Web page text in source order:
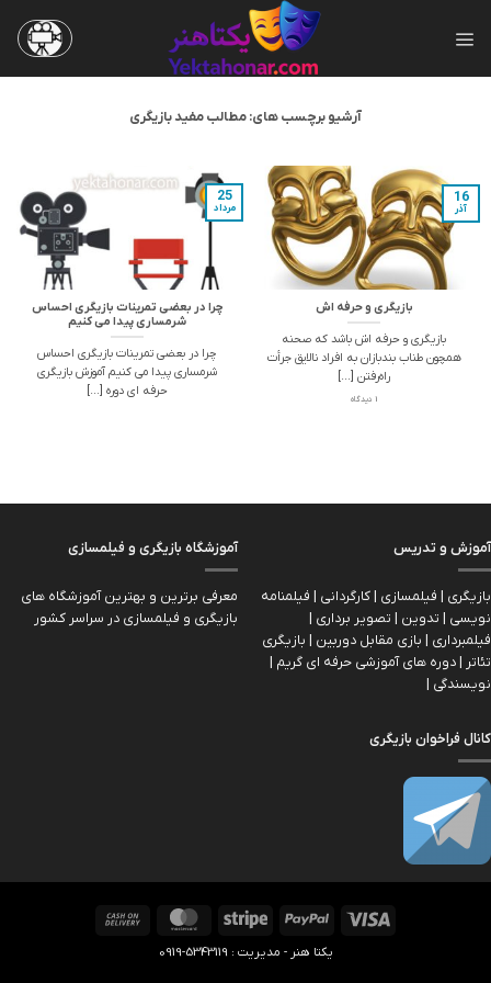
آرشیو برچسب های:مطالب مفید بازیگری
بازیگری و حرفه اش
بازیگری و حرفه اش باشد که صحنه
همچون طناب بندبازان به افراد نالایق جرأت
راه‌رفتن [...]
1 دیدگاه
16
آذر
چرا در بعضی تمرینات بازیگری احساس
شرمساری پیدا می کنیم
چرا در بعضی تمرینات بازیگری احساس
شرمساری پیدا می کنیم آموزش بازیگری
حرفه ای دوره [...]
25
مرداد
آموزش و تدریس
بازیگری | فیلمسازی | کارگردانی | فیلمنامه
نویسی | تدوین | تصویر برداری |
فیلمبرداری | بازی مقابل دوربین | بازیگري
تئاتر | دوره های آموزشی حرفه ای گریم |
نویسندگی |
آموزشگاه بازیگری و فیلمسازی
معرفی برترین و بهترین آموزشگاه های
بازیگری و فیلمسازی در سراسر کشور
کانال فراخوان بازیگری
Visa
PayPal
Stripe
MasterCard
یکتا هنر - مدیریت : 5343119-0919